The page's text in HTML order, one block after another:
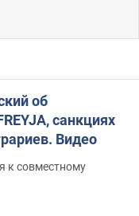
об
санкциях
Видео
к совместному